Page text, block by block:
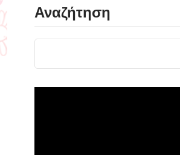
Αναζήτηση